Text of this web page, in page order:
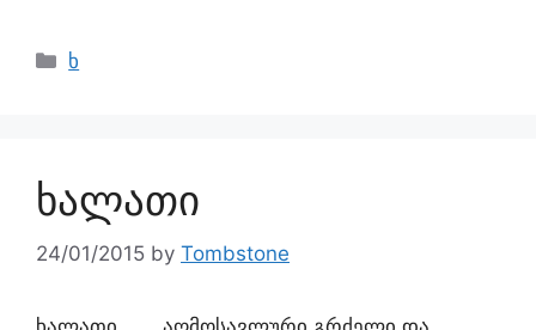
ხ
ხალათი
24/01/2015 by Tombstone